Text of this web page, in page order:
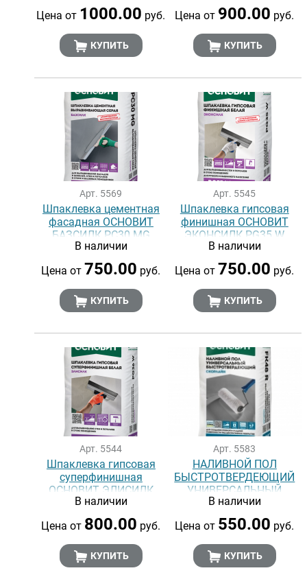
Цена от 1000.00 руб.
КУПИТЬ
Цена от 900.00 руб.
КУПИТЬ
Арт. 5569
Шпаклевка цементная
фасадная ОСНОВИТ
БАЗСИЛК PC30 MG
В наличии
Цена от 750.00 руб.
КУПИТЬ
Арт. 5545
Шпаклевка гипсовая
финишная ОСНОВИТ
ЭКОНСИЛК PG35 W
В наличии
Цена от 750.00 руб.
КУПИТЬ
Арт. 5544
Шпаклевка гипсовая
суперфинишная
ОСНОВИТ ЭЛИСИЛК
PG36 W
В наличии
Цена от 800.00 руб.
КУПИТЬ
Арт. 5583
НАЛИВНОЙ ПОЛ
БЫСТРОТВЕРДЕЮЩИЙ
УНИВЕРСАЛЬНЫЙ
ОСНОВИТ СКОРЛАЙН
FK48 R
В наличии
Цена от 550.00 руб.
КУПИТЬ